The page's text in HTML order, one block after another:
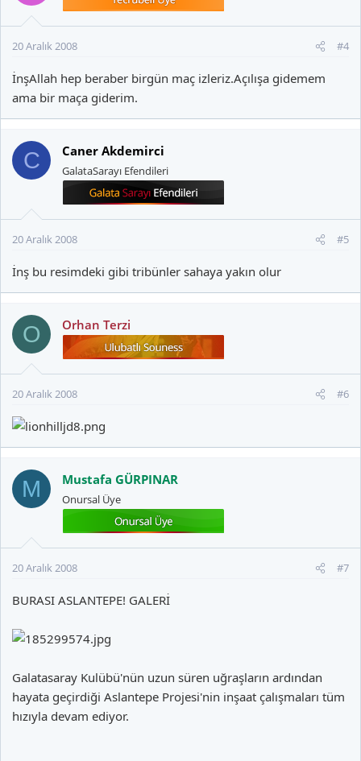
20 Aralık 2008 #4
İnşAllah hep beraber birgün maç izleriz.Açılışa gidemem
ama bir maça giderim.
C Caner Akdemirci
GalataSarayı Efendileri
20 Aralık 2008 #5
İnş bu resimdeki gibi tribünler sahaya yakın olur
O Orhan Terzi
20 Aralık 2008 #6
M Mustafa GÜRPINAR
Onursal Üye
20 Aralık 2008 #7
BURASI ASLANTEPE! GALERİ
Galatasaray Kulübü'nün uzun süren uğraşların ardından
hayata geçirdiği Aslantepe Projesi'nin inşaat çalışmaları tüm
hızıyla devam ediyor.